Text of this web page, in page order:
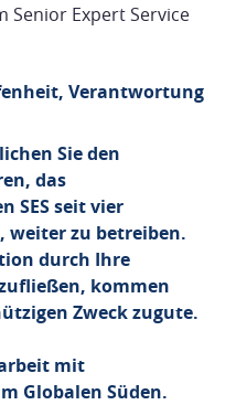
Senior Expert Service
Verantwortung
Sie den
das
SES seit vier
weiter zu betreiben.
durch Ihre
kommen
Zweck zugute.
mit
Globalen Süden.